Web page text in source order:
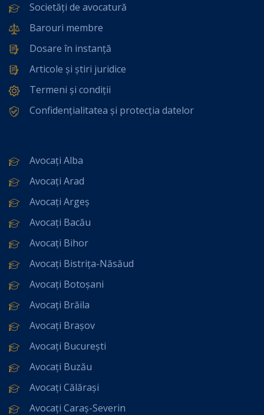
Societăți de avocatură
Barouri membre
Dosare în instanță
Articole și știri juridice
Termeni și condiții
Confidențialitatea și protecția datelor
Avocați Alba
Avocați Arad
Avocați Argeș
Avocați Bacău
Avocați Bihor
Avocați Bistrița-Năsăud
Avocați Botoșani
Avocați Brăila
Avocați Brașov
Avocați București
Avocați Buzău
Avocați Călărași
Avocați Caraș-Severin